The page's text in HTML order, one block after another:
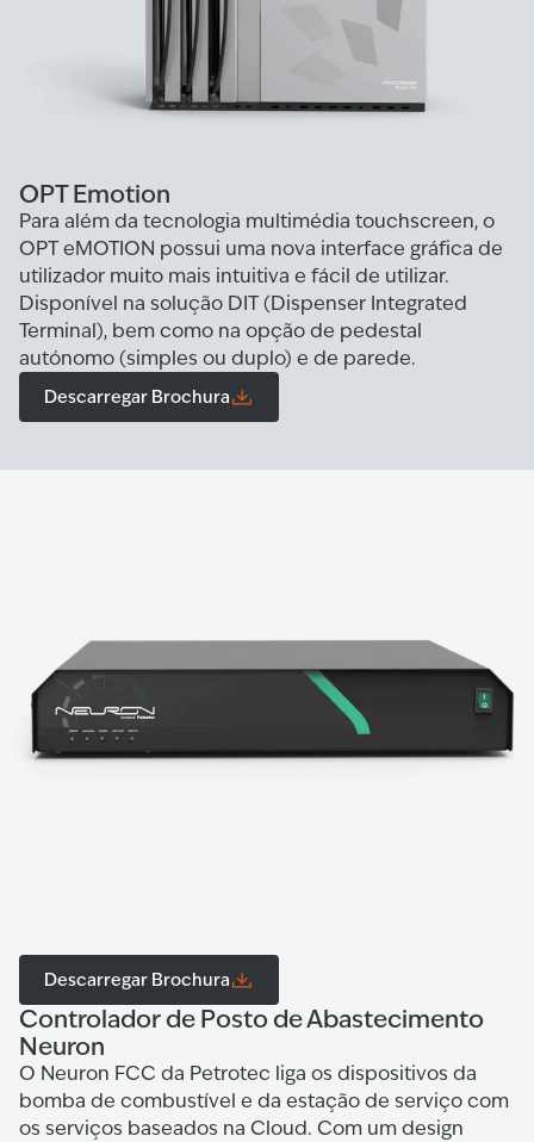
OPT Emotion
Para além da tecnologia multimédia touchscreen, o
OPT eMOTION possui uma nova interface gráfica de
utilizador muito mais intuitiva e fácil de utilizar.
Disponível na solução DIT (Dispenser Integrated
Terminal), bem como na opção de pedestal
autónomo (simples ou duplo) e de parede.
Descarregar Brochura
Descarregar Brochura
Controlador de Posto de Abastecimento
Neuron
O Neuron FCC da Petrotec liga os dispositivos da
bomba de combustível e da estação de serviço com
os serviços baseados na Cloud. Com um design